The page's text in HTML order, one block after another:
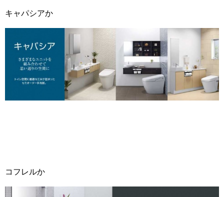
キャパシアか
コフレルか